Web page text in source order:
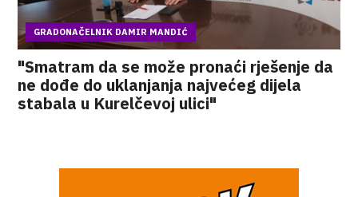
GRADONAČELNIK DAMIR MANDIĆ
"Smatram da se može pronaći rješenje da
ne dođe do uklanjanja najvećeg dijela
stabala u Kurelčevoj ulici"